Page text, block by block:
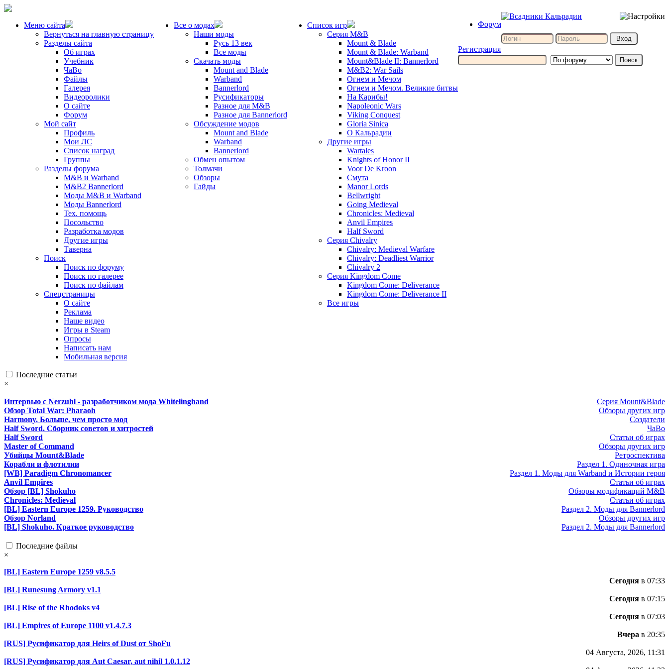
Меню сайта
Вернуться на главную страницу
Разделы сайта
Об играх
Учебник
ЧаВо
Файлы
Галерея
Видеоролики
О сайте
Форум
Мой сайт
Профиль
Мои ЛС
Список наград
Группы
Разделы форума
M&B и Warband
M&B2 Bannerlord
Моды M&B и Warband
Моды Bannerlord
Тех. помощь
Посольство
Разработка модов
Другие игры
Таверна
Поиск
Поиск по форуму
Поиск по галерее
Поиск по файлам
Спецстраницы
О сайте
Реклама
Наше видео
Игры в Steam
Опросы
Написать нам
Мобильная версия
Все о модах
Наши моды
Русь 13 век
Все моды
Скачать моды
Mount and Blade
Warband
Bannerlord
Русификаторы
Разное для M&B
Разное для Bannerlord
Обсуждение модов
Mount and Blade
Warband
Bannerlord
Обмен опытом
Толмачи
Обзоры
Гайды
Список игр
Серия M&B
Mount & Blade
Mount & Blade: Warband
Mount&Blade II: Bannerlord
M&B2: War Sails
Огнем и Мечом
Огнем и Мечом. Великие битвы
На Карибы!
Napoleonic Wars
Viking Conquest
Gloria Sinica
О Кальрадии
Другие игры
Wartales
Knights of Honor II
Voor De Kroon
Смута
Manor Lords
Bellwright
Going Medieval
Chronicles: Medieval
Anvil Empires
Half Sword
Серия Chivalry
Chivalry: Medieval Warfare
Chivalry: Deadliest Warrior
Chivalry 2
Серия Kingdom Come
Kingdom Come: Deliverance
Kingdom Come: Deliverance II
Все игры
Форум
Регистрация
Последние статьи
×
Серия Mount&Blade
Интервью с Nerzuhl - разработчиком мода Whitelinghand
Обзоры других игр
Обзор Total War: Pharaoh
Создатели
Harmony. Больше, чем просто мод
ЧаВо
Half Sword. Сборник советов и хитростей
Статьи об играх
Half Sword
Обзоры других игр
Master of Command
Ретроспектива
Убийцы Mount&Blade
Раздел 1. Одиночная игра
Корабли и флотилии
Раздел 1. Моды для Warband и Истории героя
[WB] Paradigm Chronomancer
Статьи об играх
Anvil Empires
Обзоры модификаций M&B
Обзор [BL] Shokuho
Статьи об играх
Chronicles: Medieval
Раздел 2. Моды для Bannerlord
[BL] Eastern Europe 1259. Руководство
Обзоры других игр
Обзор Norland
Раздел 2. Моды для Bannerlord
[BL] Shokuho. Краткое руководство
Последние файлы
×
[BL] Eastern Europe 1259 v8.5.5
Сегодня в 07:33
[BL] Runesung Armory v1.1
Сегодня в 07:15
[BL] Rise of the Rhodoks v4
Сегодня в 07:03
[BL] Empires of Europe 1100 v1.4.7.3
Вчера в 20:35
[RUS] Русификатор для Heirs of Dust от ShoFu
04 Августа, 2026, 11:31
[RUS] Русификатор для Aut Caesar, aut nihil 1.0.1.12